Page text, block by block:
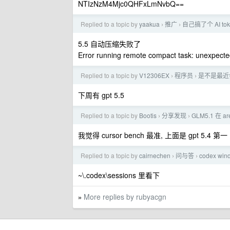
NTIzNzM4Mjc0QHFxLmNvbQ==
Replied to a topic byyaakua › 推广 › 自己搞了个 AI
5.5 自动压缩失败了
Error running remote compact task:
Replied to a topic byV12306EX › 程序员 › 是不是最
下周有 gpt 5.5
Replied to a topic by Bootis › 分享发现 › GLM5.1 在
我觉得 cursor bench 最准, 上面是 gpt 5.4 第一
Replied to a topic bycairnechen › 问与答 › codex
~\.codex\sessions 里看下
» More replies by rubyacgn